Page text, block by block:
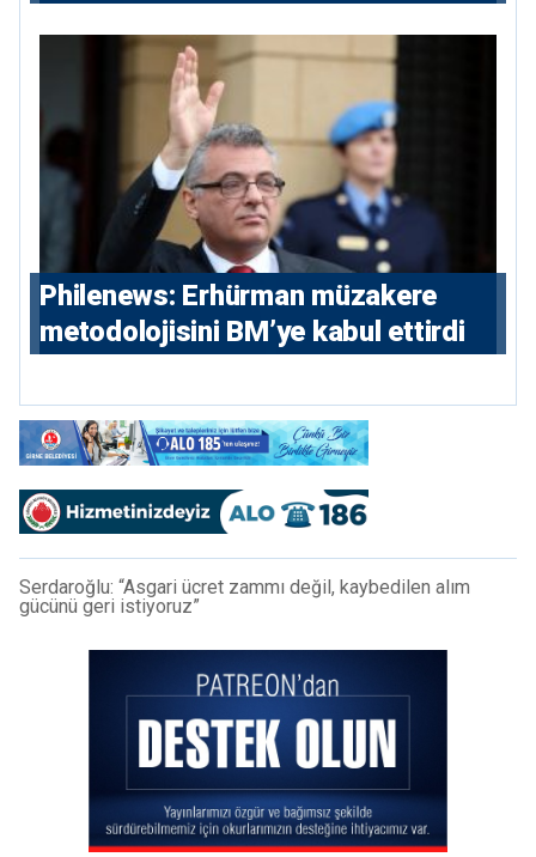
hikayesi
Philenews: Erhürman müzakere
metodolojisini BM’ye kabul ettirdi
Serdaroğlu: “Asgari ücret zammı değil, kaybedilen alım
gücünü geri istiyoruz”